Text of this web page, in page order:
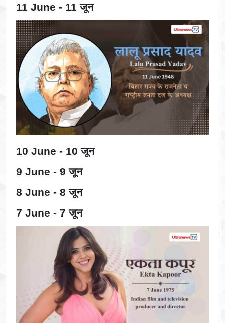
11 June - 11 जून
10 June - 10 जून
9 June - 9 जून
8 June - 8 जून
7 June - 7 जून